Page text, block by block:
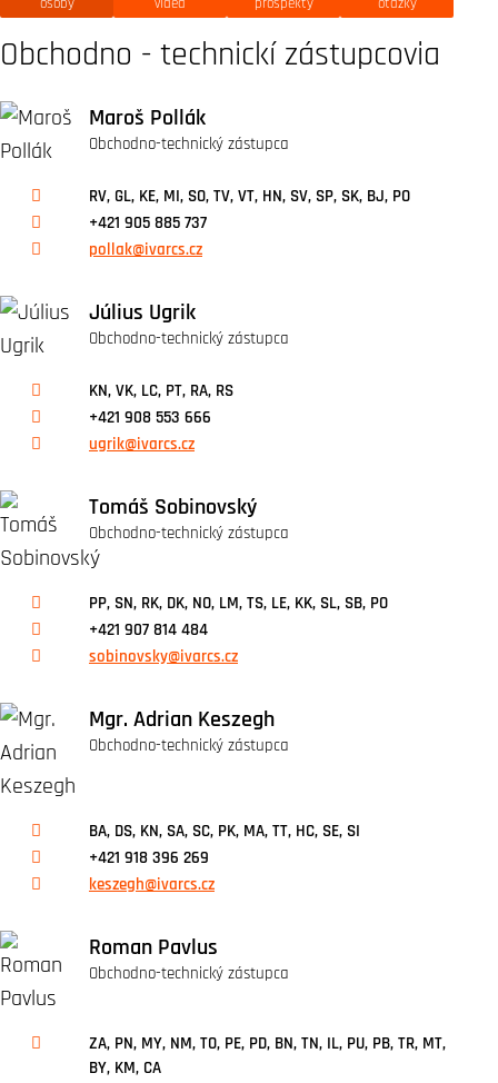
Obchodno - technickí zástupcovia
Maroš Pollák
Obchodno-technický zástupca
RV, GL, KE, MI, SO, TV, VT, HN, SV, SP, SK, BJ, PO
+421 905 885 737
pollak@ivarcs.cz
Július Ugrik
Obchodno-technický zástupca
KN, VK, LC, PT, RA, RS
+421 908 553 666
ugrik@ivarcs.cz
Tomáš Sobinovský
Obchodno-technický zástupca
PP, SN, RK, DK, NO, LM, TS, LE, KK, SL, SB, PO
+421 907 814 484
sobinovsky@ivarcs.cz
Mgr. Adrian Keszegh
Obchodno-technický zástupca
BA, DS, KN, SA, SC, PK, MA, TT, HC, SE, SI
+421 918 396 269
keszegh@ivarcs.cz
Roman Pavlus
Obchodno-technický zástupca
ZA, PN, MY, NM, TO, PE, PD, BN, TN, IL, PU, PB, TR, MT,
BY, KM, CA